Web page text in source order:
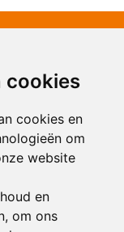
cookies
cookies en
om
website
en
om ons
u graag